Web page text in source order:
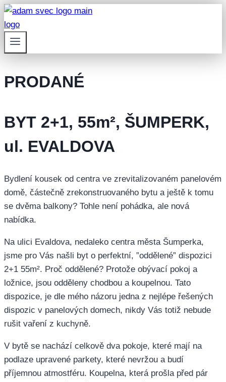
Přeskočit
na
obsah
PRODANÉ
BYT 2+1, 55m², ŠUMPERK,
ul. EVALDOVA
Bydlení kousek od centra ve zrevitalizovaném panelovém
domě, částečně zrekonstruovaného bytu a ještě k tomu
se dvěma balkony? Tohle není pohádka, ale nová
nabídka.
Na ulici Evaldova, nedaleko centra města Šumperka,
jsme pro Vás našli byt o perfektní, ”oddělené” dispozici
2+1 55m². Proč oddělené? Protože obývací pokoj a
ložnice, jsou odděleny chodbou a koupelnou. Tato
dispozice, je dle mého názoru jedna z nejlépe řešených
dispozic v panelových domech, nikdy Vás totiž nebude
rušit vaření z kuchyně.
V bytě se nachází celkově dva pokoje, které mají na
podlaze upravené parkety, které nevržou a budí
příjemnou atmostféru. Koupelna, která prošla před pár